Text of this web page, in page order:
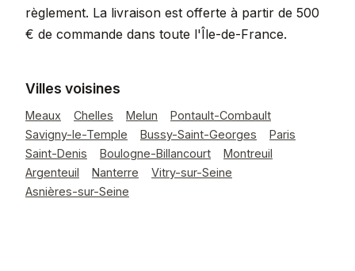
règlement. La livraison est offerte à partir de 500
€ de commande dans toute l'Île-de-France.
Villes voisines
Meaux Chelles Melun
Pontault-Combault
Savigny-le-Temple
Bussy-Saint-Georges
Paris
Saint-Denis
Boulogne-Billancourt
Montreuil
Argenteuil
Nanterre
Vitry-sur-Seine
Asnières-sur-Seine